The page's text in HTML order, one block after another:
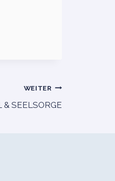
WEITER
& SEELSORGE